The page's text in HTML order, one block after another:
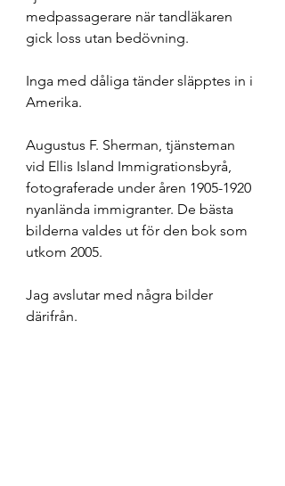
medpassagerare när tandläkaren
gick loss utan bedövning.
Inga med dåliga tänder släpptes in i
Amerika.
Augustus F. Sherman, tjänsteman
vid Ellis Island Immigrationsbyrå,
fotograferade under åren 1905-1920
nyanlända immigranter. De bästa
bilderna valdes ut för den bok som
utkom 2005.
Jag avslutar med några bilder
därifrån.